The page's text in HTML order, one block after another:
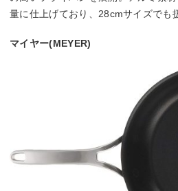
量に仕上げており、28cmサイズでも
マイヤー(MEYER)